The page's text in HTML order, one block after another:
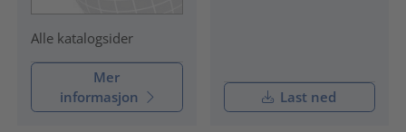
Alle katalogsider
Mer
informasjon
Last ned